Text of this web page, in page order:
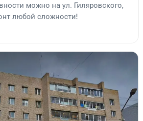
можно на ул. Гиляровского,
любой сложности!